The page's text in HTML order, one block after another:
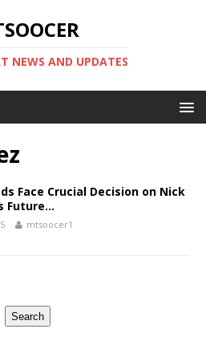
NEWS AND UPDATES
Face Crucial Decision on Nick
Future…
mtsoocer1
Search